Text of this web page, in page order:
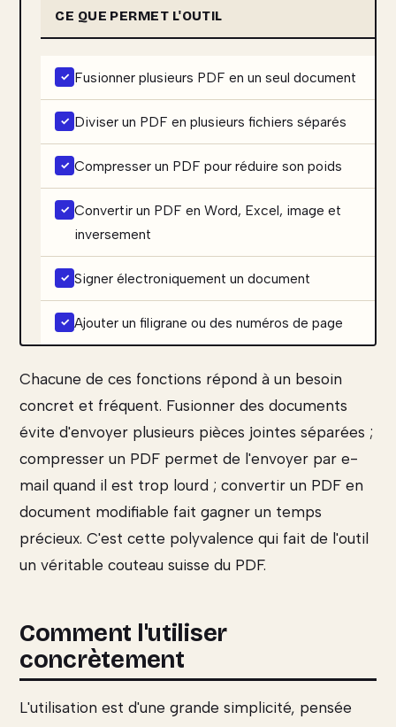
CE QUE PERMET L'OUTIL
Fusionner plusieurs PDF en un seul document
Diviser un PDF en plusieurs fichiers séparés
Compresser un PDF pour réduire son poids
Convertir un PDF en Word, Excel, image et
inversement
Signer électroniquement un document
Ajouter un filigrane ou des numéros de page
Chacune de ces fonctions répond à un besoin
concret et fréquent. Fusionner des documents
évite d'envoyer plusieurs pièces jointes séparées ;
compresser un PDF permet de l'envoyer par e-
mail quand il est trop lourd ; convertir un PDF en
document modifiable fait gagner un temps
précieux. C'est cette polyvalence qui fait de l'outil
un véritable couteau suisse du PDF.
Comment l'utiliser
concrètement
L'utilisation est d'une grande simplicité, pensée